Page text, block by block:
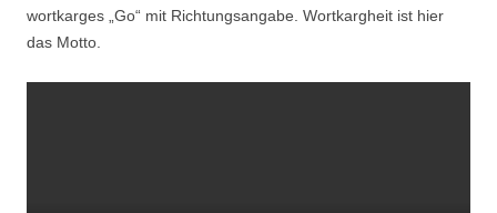
wortkarges „Go“ mit Richtungsangabe. Wortkargheit ist hier
das Motto.